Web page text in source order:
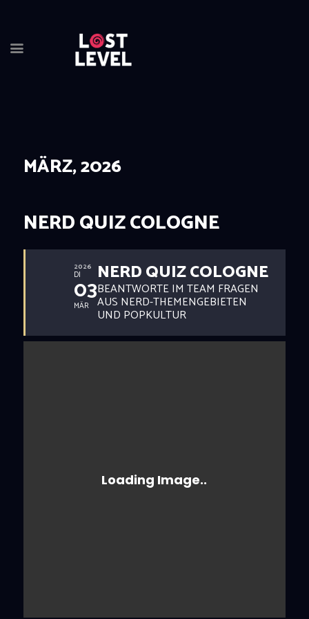
EVENTS
ABOUT
RESERVIERUNG
MÄRZ, 2026
NERD QUIZ COLOGNE
2026
DI
03
MÄR
NERD QUIZ COLOGNE
BEANTWORTE IM TEAM FRAGEN
AUS NERD-THEMENGEBIETEN
UND POPKULTUR